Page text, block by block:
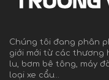
Chúng tôi đang phân
giới mới từ các thương
lu, bơm bê tông, máy
loại xe cẩu…